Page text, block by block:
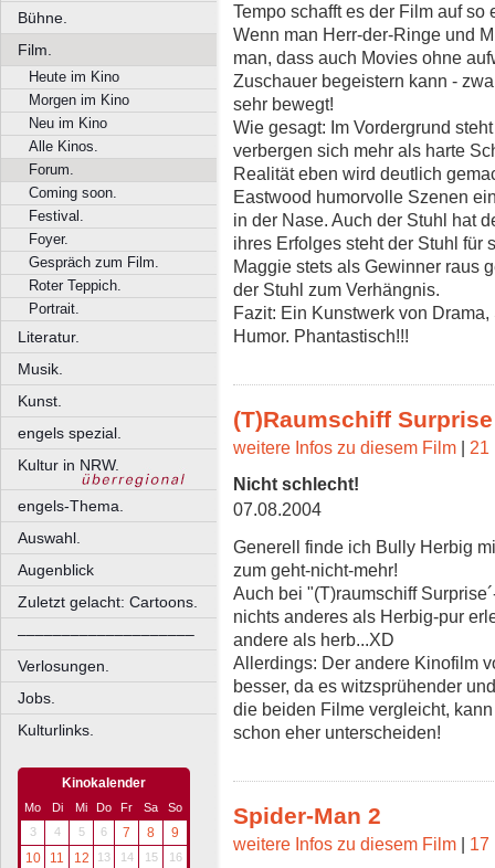
Bühne.
Film.
Heute im Kino
Morgen im Kino
Neu im Kino
Alle Kinos.
Forum.
Coming soon.
Festival.
Foyer.
Gespräch zum Film.
Roter Teppich.
Portrait.
Literatur.
Musik.
Kunst.
engels spezial.
Kultur in NRW.
engels-Thema.
Auswahl.
Augenblick
Zuletzt gelacht: Cartoons.
––––––––––––––––––––
Verlosungen.
Jobs.
Kulturlinks.
Kinokalender
Mo Di Mi Do Fr Sa
So
3
4 5 6 7 8
9
10
11 12 13 14 15 16
Tempo schafft es der Film auf so
Wenn man Herr-der-Ringe und
man, dass auch Movies ohne
Zuschauer begeistern kann -
sehr bewegt!
Wie gesagt: Im Vordergrund
verbergen sich mehr als harte
Realität eben wird deutlich
Eastwood humorvolle Szenen
in der Nase. Auch der Stuhl hat
ihres Erfolges steht der Stuhl für
Maggie stets als Gewinner raus
der Stuhl zum Verhängnis.
Fazit: Ein Kunstwerk von
Humor. Phantastisch!!!
(T)Raumschiff
weitere Infos zu diesem Film | 21
Nicht schlecht!
07.08.2004
Generell finde ich Bully Herbig
zum geht-nicht-mehr!
Auch bei "(T)raumschiff
nichts anderes als Herbig-pur
andere als herb...XD
Allerdings: Der andere Kinofilm
besser, da es witzsprühender
die beiden Filme vergleicht,
schon eher unterscheiden!
Spider-Man 2
weitere Infos zu diesem Film | 17